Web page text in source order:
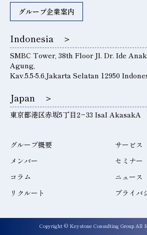
グループ企業案内
Indonesia ＞
SMBC Tower, 38th Floor Jl. Dr. Ide
Agung,
Kav.5.5-5.6,Jakarta Selatan 12950
Japan ＞
東京都港区赤坂5丁目2−33 IsaI AkasakA
グループ概要
サービス
メンバー
セミナー
コラム
ニュース
リクルート
プライバ
Copyright © Keystone Consulting Group All